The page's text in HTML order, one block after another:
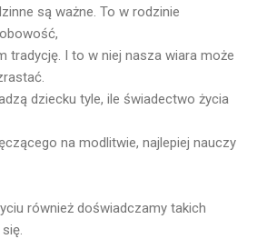
są ważne. To w rodzinie
tradycję. I to w niej nasza wiara może
dziecku tyle, ile świadectwo życia
na modlitwie, najlepiej nauczy
również doświadczamy takich